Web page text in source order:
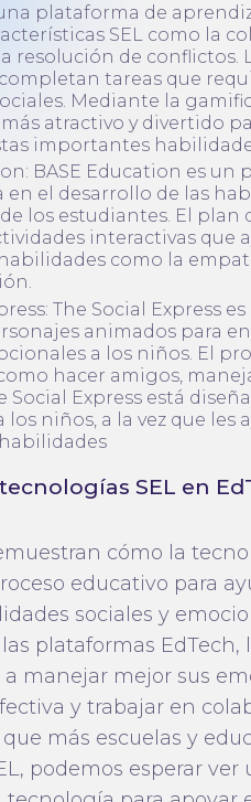
plataforma de
SEL como la
resolución de conflictos.
tareas que
Mediante la
más atractivo y divertido
importantes
BASE Education es
en el desarrollo de las
los estudiantes. El plan
interactivas que
como la
The Social Express
animados para
a los niños. El
hacer amigos,
Social Express está
niños, a la vez que les
SEL en
cómo la
educativo para
sociales y
plataformas EdTech,
manejar mejor sus
y trabajar en
más escuelas y
podemos esperar ver